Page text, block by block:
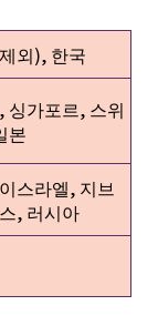
외), 한국
싱가포르, 스위
본
스라엘, 지브
, 러시아